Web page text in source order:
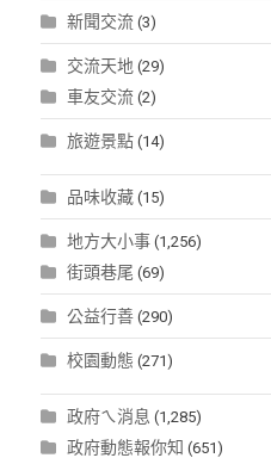
新聞交流 (3)
交流天地 (29)
車友交流 (2)
旅遊景點 (14)
品味收藏 (15)
地方大小事 (1,256)
街頭巷尾 (69)
公益行善 (290)
校園動態 (271)
政府ㄟ消息 (1,285)
政府動態報你知 (651)